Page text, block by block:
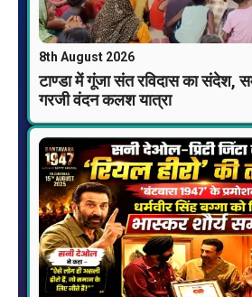
8th August 2026
टाण्डा में गूंजा संत रविदास का
गरजी वंदन कलश यात्रा